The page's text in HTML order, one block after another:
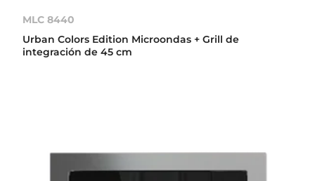
MLC 8440
Urban Colors Edition Microondas + Grill de
integración de 45 cm